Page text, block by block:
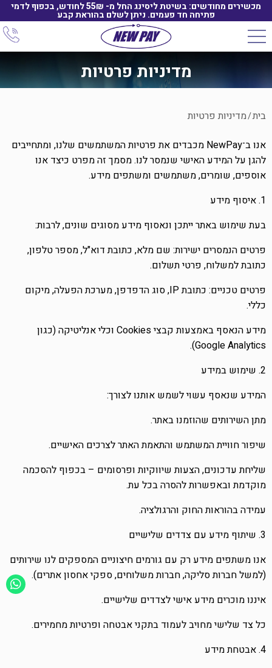
מכשירים מחודשים: בשיטת ליסינג החל מ- 55₪ לחודש, בכפוף לדמי
פתיחה חד פעמים. ניתן לשלם בהוראת קבע
מדיניות פרטיות
בית/מדיניות פרטיות
אנו ב־NewPay מכבדים את פרטיות המשתמשים שלנו, ומתחייבים
להגן על המידע האישי שנמסר לנו. מסמך זה מפרט כיצד אנו
אוספים, שומרים, משתמשים ומשתפים מידע.
1. איסוף מידע
בעת שימוש באתר ייתכן ונאסוף מידע מסוגים שונים, לרבות:
פרטים הנמסרים ישירות: שם מלא, כתובת דוא"ל, מספר טלפון,
כתובת למשלוח, פרטי תשלום.
פרטים טכניים: כתובת IP, סוג הדפדפן, מערכת הפעלה, מיקום
כללי.
מידע הנאסף באמצעות קבצי Cookies וכלי אנליטיקה (כגון
Google Analytics).
2. שימוש במידע
המידע שנאסף עשוי לשמש אותנו לצורך:
מתן השירותים שהוזמנו באתר.
שיפור חוויית המשתמש והתאמת האתר לצרכים האישיים.
שליחת עדכונים, הצעות שיווקיות ופרסומים – בכפוף להסכמה
מוקדמת ובאפשרות להסרה בכל עת.
עמידה בהוראות החוק והרגולציה.
3. שיתוף מידע עם צדדים שלישיים
אנו משתפים מידע רק עם גורמים חיצוניים המספקים לנו שירותים
(למשל חברות סליקה, חברות משלוחים, ספקי אחסון אתרים).
איננו מוכרים מידע אישי לצדדים שלישיים.
כל צד שלישי מחויב לעמוד בתקני אבטחה ופרטיות מחמירים.
4. אבטחת מידע